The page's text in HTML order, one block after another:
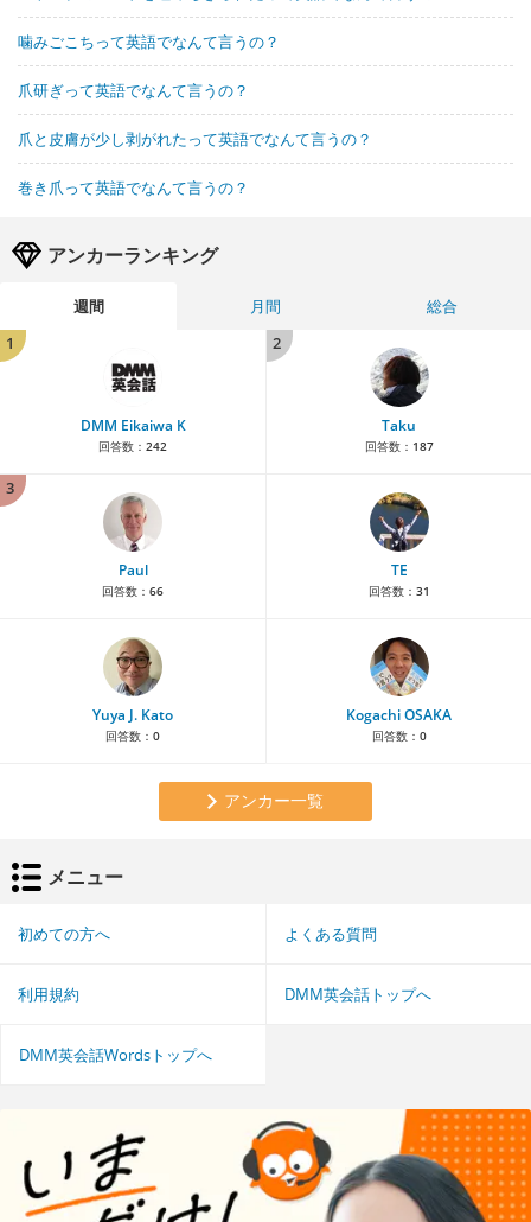
噛みごこちって英語でなんて言うの？
爪研ぎって英語でなんて言うの？
爪と皮膚が少し剥がれたって英語でなんて言うの？
巻き爪って英語でなんて言うの？
アンカーランキング
週間 月間
総合
1
DMM Eikaiwa K
回答数： 242
2
Taku
回答数： 187
3
Paul
回答数： 66
TE
回答数： 31
Yuya J. Kato
回答数： 0
Kogachi OSAKA
回答数： 0
アンカー一覧
メニュー
初めての方へ よくある質問
利用規約 DMM英会話トップへ
DMM英会話Wordsトップへ